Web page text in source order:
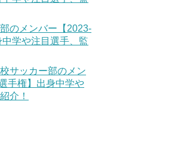
のメンバー【2023-
学や注目選手、監
サッカー部のメン
手権】出身中学や
介！